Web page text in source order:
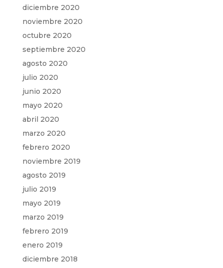
diciembre 2020
noviembre 2020
octubre 2020
septiembre 2020
agosto 2020
julio 2020
junio 2020
mayo 2020
abril 2020
marzo 2020
febrero 2020
noviembre 2019
agosto 2019
julio 2019
mayo 2019
marzo 2019
febrero 2019
enero 2019
diciembre 2018